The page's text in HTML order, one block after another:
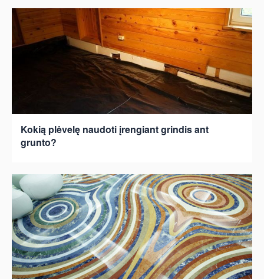
Kokią plėvelę naudoti įrengiant grindis ant
grunto?